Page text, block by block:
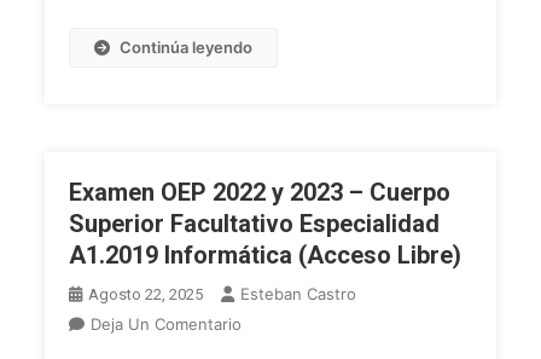
Continúa leyendo
Examen OEP 2022 y 2023 – Cuerpo
Superior Facultativo Especialidad
A1.2019 Informática (Acceso Libre)
Agosto 22, 2025
Esteban Castro
Deja Un Comentario